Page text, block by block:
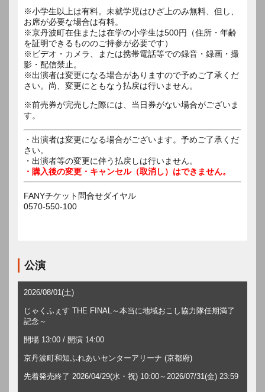
※小学生以上は有料。未就学児はひざ上のみ無料、但し、
お席が必要な場合は有料。
※京丹波町在住または在学の小学生は500円（住所・年齢
を証明できるもののご持参が必要です）
※ビデオ・カメラ、または携帯電話等での録音・録画・撮
影・配信禁止。
※出演者は変更になる場合がありますので予めご了承くだ
※前売券が完売した際には、当日券がない場合がございま
す。
・出演者は変更になる場合がございます。予めご了承くだ
さい。
・出演者等の変更に伴う払戻しは行いません。
・購入後の変更・キャンセル（取消し）はできません。
FANYチケット問合せダイヤル
0570-550-100
公演
2026/08/01(土)
じゃくふぇす THE FINAL～本当に地域おこし協力隊任期満了
記念～
開場 13:00 / 開演 14:00
京丹波町和知ふれあいセンターアリーナ (京都府)
先着発売終了 2026/04/29(水・祝) 10:00～2026/07/31(金) 23:59